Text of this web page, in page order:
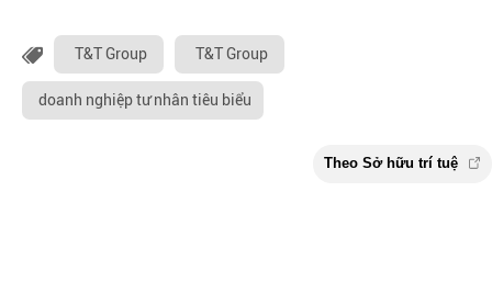
T&T Group T&T Group
doanh nghiệp tư nhân tiêu biểu